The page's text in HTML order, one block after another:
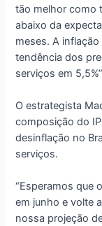
tão melhor como
abaixo da
meses. A
tendência dos
serviços em
O estrategista
composição do
desinflação no
serviços.
“Esperamos que
em junho e volte
nossa projeção